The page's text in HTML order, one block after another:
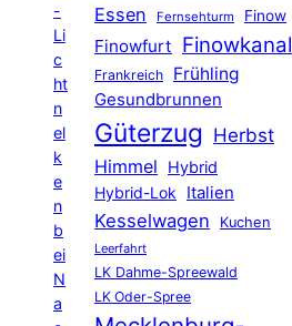
-
Li
c
ht
n
el
k
e
n
b
ei
N
a
Essen Fernsehturm Finow
Finowfurt Finowkanal
Frankreich Frühling
Gesundbrunnen
Güterzug Herbst
Himmel
Hybrid
Hybrid-Lok Italien
Kesselwagen Kuchen
Leerfahrt
LK Dahme-Spreewald
LK Oder-Spree